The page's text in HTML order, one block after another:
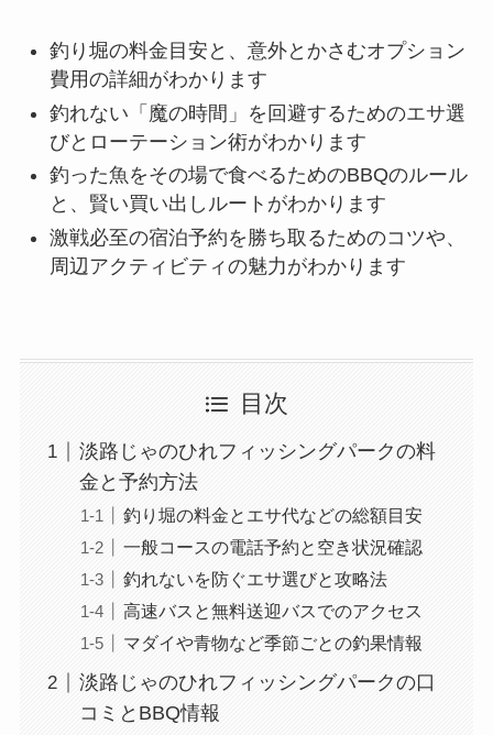
釣り堀の料金目安と、意外とかさむオプション
費用の詳細がわかります
釣れない「魔の時間」を回避するためのエサ選
びとローテーション術がわかります
釣った魚をその場で食べるためのBBQのルール
と、賢い買い出しルートがわかります
激戦必至の宿泊予約を勝ち取るためのコツや、
周辺アクティビティの魅力がわかります
目次
淡路じゃのひれフィッシングパークの料
金と予約方法
釣り堀の料金とエサ代などの総額目安
一般コースの電話予約と空き状況確認
釣れないを防ぐエサ選びと攻略法
高速バスと無料送迎バスでのアクセス
マダイや青物など季節ごとの釣果情報
淡路じゃのひれフィッシングパークの口
コミとBBQ情報